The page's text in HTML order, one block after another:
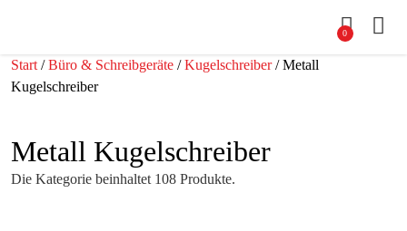
0
Start /Büro & Schreibgeräte /Kugelschreiber/ Metall
Kugelschreiber
Metall Kugelschreiber
Die Kategorie beinhaltet 108 Produkte.